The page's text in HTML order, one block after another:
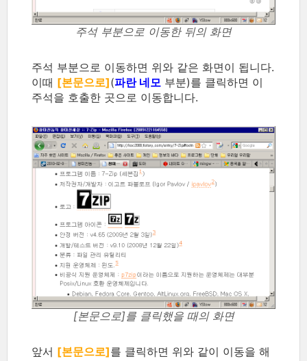
주석 부분으로 이동한 뒤의 화면
주석 부분으로 이동하면 위와 같은 화면이 됩니다.
이때 [본문으로](파란 네모 부분)를 클릭하면 이
주석을 호출한 곳으로 이동합니다.
[본문으로]를 클릭했을 때의 화면
앞서 [본문으로]를 클릭하면 위와 같이 이동을 해